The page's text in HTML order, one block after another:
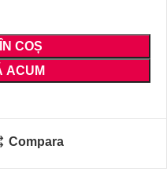
COȘ
ACUM
Compara